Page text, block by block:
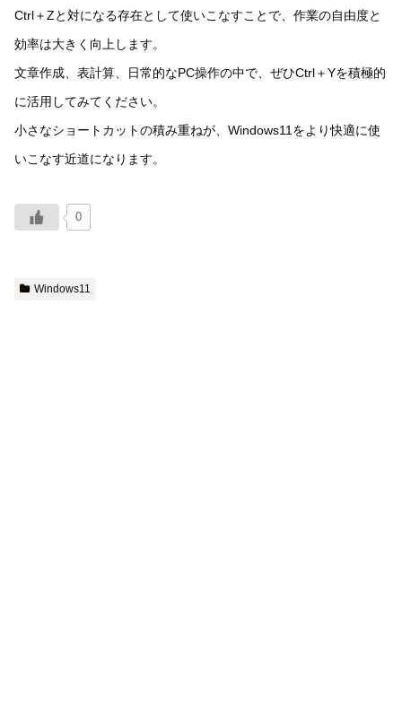
Ctrl＋Zと対になる存在として使いこなすことで、作業の自由度と
効率は大きく向上します。
文章作成、表計算、日常的なPC操作の中で、ぜひCtrl＋Yを積極的
に活用してみてください。
小さなショートカットの積み重ねが、Windows11をより快適に使
いこなす近道になります。
0
Windows11